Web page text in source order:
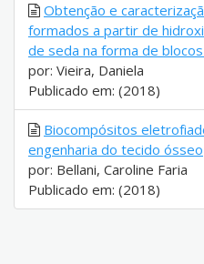
Obtenção e
formados a partir de
de seda na forma de
por: Vieira, Daniela
Publicado em: (2018)
Biocompósitos
engenharia do tecido ósseo
por: Bellani, Caroline Faria
Publicado em: (2018)